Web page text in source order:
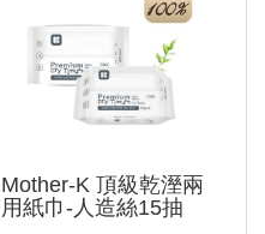
Mother-K 頂級乾溼兩
用紙巾-人造絲15抽